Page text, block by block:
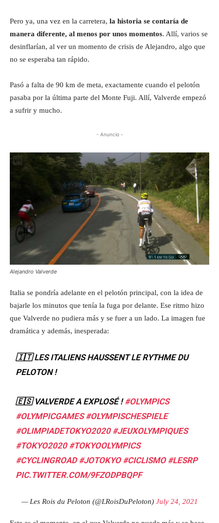
Pero ya, una vez en la carretera, la historia se contaría de
manera diferente, al menos por unos momentos. Allí, varios se
desinflarían, al ver un momento de crisis de Alejandro, algo que
no se esperaba tan rápido.
Pasó a falta de 90 km de meta, exactamente cuando el pelotón
pasaba por la última parte del Monte Fuji. Allí, Valverde empezó
a sufrir y mucho.
- Anuncio -
Alejandro Valverde
Italia se pondría adelante en el pelotón principal, con la idea de
bajarle los minutos que tenía la fuga por delante. Ese ritmo hizo
que Valverde no pudiera más y se fuer a un lado. La imagen fue
dramática y además, inesperada:
🇮🇹 LES ITALIENS HAUSSENT LE RYTHME DU
PELOTON !
🇪🇸 VALVERDE A EXPLOSÉ !#OLYMPICS
#OLYMPICGAMES #OLYMPISCHESPIELE
#OLIMPIADETOKYO2020 #JEUXOLYMPIQUES
#TOKYO2020 #TOKYOOLYMPICS
#CYCLINGROAD #JOTOKYO #CICLISMO #LESRP
PIC.TWITTER.COM/9FZODPBQPF
— Les Rois du Peloton (@LRoisDuPeloton) July 24, 2021